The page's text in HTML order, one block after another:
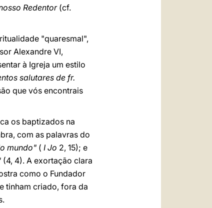
Redentor(cf.
"quaresmal",
Alexandre VI,
à Igreja um estilo
salutares de fr.
que vós encontrais
os baptizados na
com as palavras do
mundo" ( I Jo 2, 15); e
(4, 4). A exortação clara
como o Fundador
tinham criado, fora da